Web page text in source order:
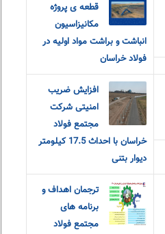
قطعه ی پروژه
مکانیزاسیون
انباشت و براشت مواد اولیه در
فولاد خراسان
افزایش ضریب
امنیتی شرکت
مجتمع فولاد
خراسان با احداث 17.5 کیلومتر
دیوار بتنی
ترجمان اهداف و
برنامه های
مجتمع فولاد